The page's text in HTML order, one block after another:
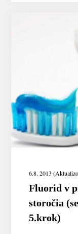
6.8. 2013
Fluorid v
storočia
5.krok)